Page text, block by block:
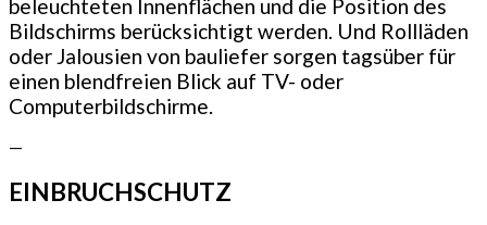
beleuchteten Innenflächen und die Position des
Bildschirms berücksichtigt werden. Und Rollläden
oder Jalousien von bauliefer sorgen tagsüber für
einen blendfreien Blick auf TV- oder
Computerbildschirme.
—
EINBRUCHSCHUTZ